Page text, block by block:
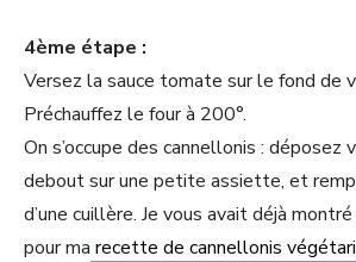
4ème étape :
Versez la sauce tomate sur le fond de
Préchauffez le four à 200°.
On s’occupe des cannellonis : déposez
debout sur une petite assiette, et
d’une cuillère. Je vous avait déjà
pour ma recette de cannellonis